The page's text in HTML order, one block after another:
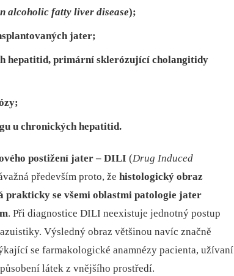
alcoholic fatty liver disease);
jater;
hepatitid, primární sklerózující cholangitidy
u chronických hepatitid.
postižení jater – DILI (Drug Induced
především proto, že histologický obraz
prakticky se všemi oblastmi patologie jater
. Při diagnostice DILI neexistuje jednotný postup
Výsledný obraz většinou navíc značně
se farmakologické anamnézy pacienta, užívaní
látek z vnějšího prostředí.